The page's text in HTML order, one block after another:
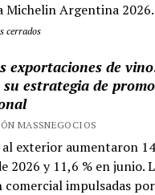
Michelin Argentina 2026.
cerrados
exportaciones de
estrategia de
MASSNEGOCIOS
al exterior aumentaron
2026 y 11,6 % en junio.
impulsadas